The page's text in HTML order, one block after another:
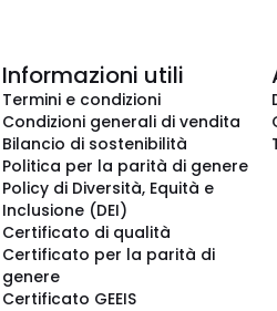
Informazioni utili
Termini e condizioni
Condizioni generali di vendita
Bilancio di sostenibilità
Politica per la parità di genere
Policy di Diversità, Equità e
Inclusione (DEI)
Certificato di qualità
Certificato per la parità di
genere
Certificato GEEIS